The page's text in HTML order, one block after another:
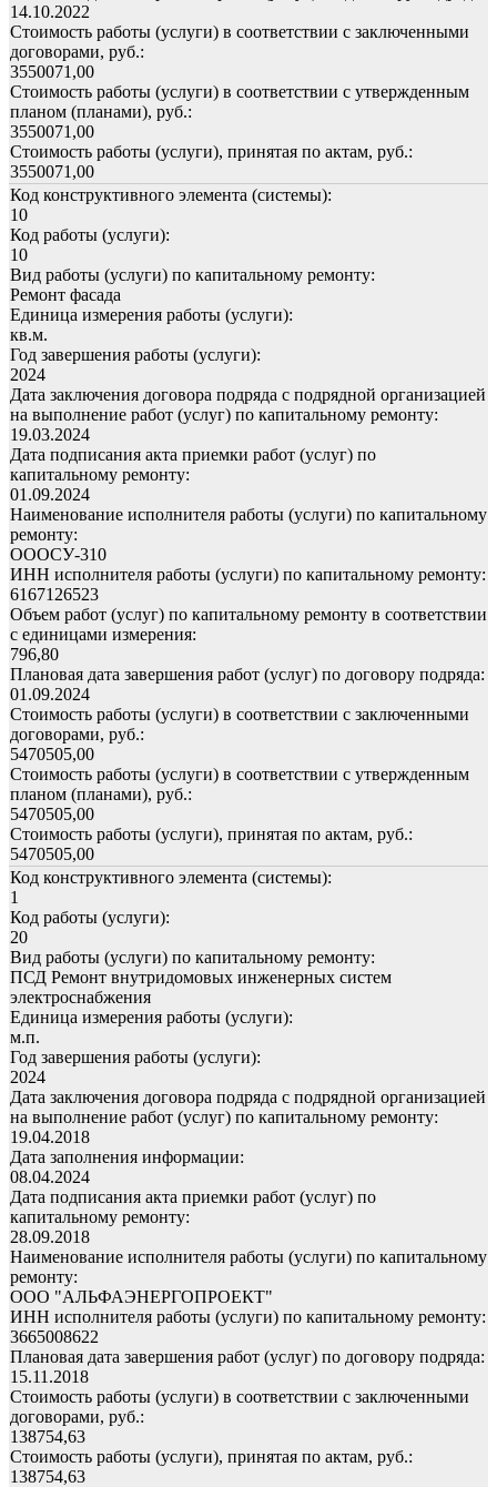
14.10.2022
Стоимость работы (услуги) в соответствии с заключенными
договорами, руб.:
3550071,00
Стоимость работы (услуги) в соответствии с утвержденным
планом (планами), руб.:
3550071,00
Стоимость работы (услуги), принятая по актам, руб.:
3550071,00
Код конструктивного элемента (системы):
10
Код работы (услуги):
10
Вид работы (услуги) по капитальному ремонту:
Ремонт фасада
Единица измерения работы (услуги):
кв.м.
Год завершения работы (услуги):
2024
Дата заключения договора подряда с подрядной организацией
на выполнение работ (услуг) по капитальному ремонту:
19.03.2024
Дата подписания акта приемки работ (услуг) по
капитальному ремонту:
01.09.2024
Наименование исполнителя работы (услуги) по капитальному
ремонту:
ОООСУ-310
ИНН исполнителя работы (услуги) по капитальному ремонту:
6167126523
Объем работ (услуг) по капитальному ремонту в соответствии
с единицами измерения:
796,80
Плановая дата завершения работ (услуг) по договору подряда:
01.09.2024
Стоимость работы (услуги) в соответствии с заключенными
договорами, руб.:
5470505,00
Стоимость работы (услуги) в соответствии с утвержденным
планом (планами), руб.:
5470505,00
Стоимость работы (услуги), принятая по актам, руб.:
5470505,00
Код конструктивного элемента (системы):
1
Код работы (услуги):
20
Вид работы (услуги) по капитальному ремонту:
ПСД Ремонт внутридомовых инженерных систем
электроснабжения
Единица измерения работы (услуги):
м.п.
Год завершения работы (услуги):
2024
Дата заключения договора подряда с подрядной организацией
на выполнение работ (услуг) по капитальному ремонту:
19.04.2018
Дата заполнения информации:
08.04.2024
Дата подписания акта приемки работ (услуг) по
капитальному ремонту:
28.09.2018
Наименование исполнителя работы (услуги) по капитальному
ремонту:
ООО "АЛЬФАЭНЕРГОПРОЕКТ"
ИНН исполнителя работы (услуги) по капитальному ремонту:
3665008622
Плановая дата завершения работ (услуг) по договору подряда:
15.11.2018
Стоимость работы (услуги) в соответствии с заключенными
договорами, руб.:
138754,63
Стоимость работы (услуги), принятая по актам, руб.:
138754,63